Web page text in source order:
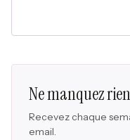
Ne manquez rien
Recevez chaque
email.